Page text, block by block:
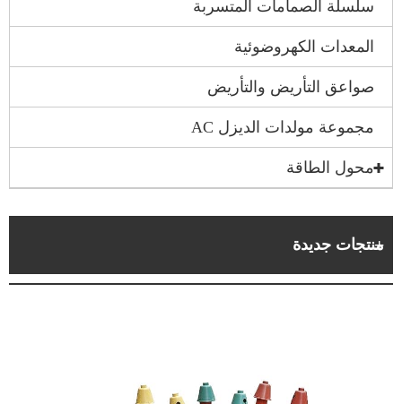
سلسلة الصمامات المتسربة
المعدات الكهروضوئية
صواعق التأريض والتأريض
مجموعة مولدات الديزل AC
محول الطاقة
منتجات جديدة